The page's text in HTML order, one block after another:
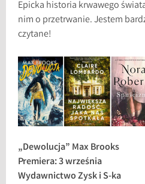
Epicka historia krwawego
nim o przetrwanie. Jestem
czytane!
„Dewolucja” Max Brooks
Premiera: 3 września
Wydawnictwo Zysk i S-ka